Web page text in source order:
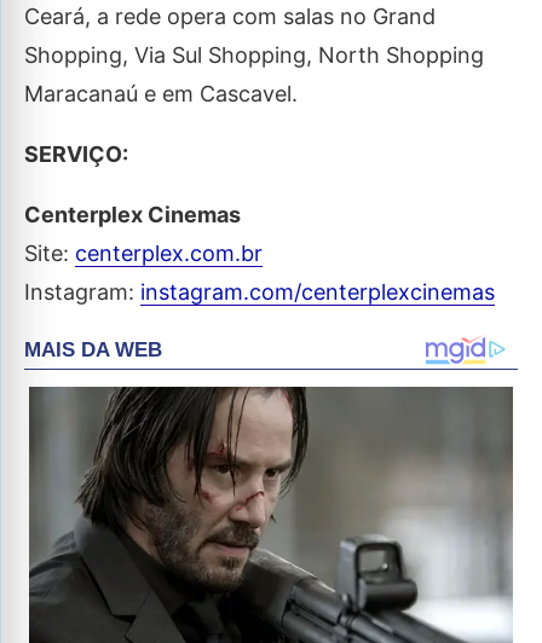
Ceará, a rede opera com salas no Grand
Shopping, Via Sul Shopping, North Shopping
Maracanaú e em Cascavel.
SERVIÇO:
Centerplex Cinemas
Site: centerplex.com.br
Instagram: instagram.com/centerplexcinemas